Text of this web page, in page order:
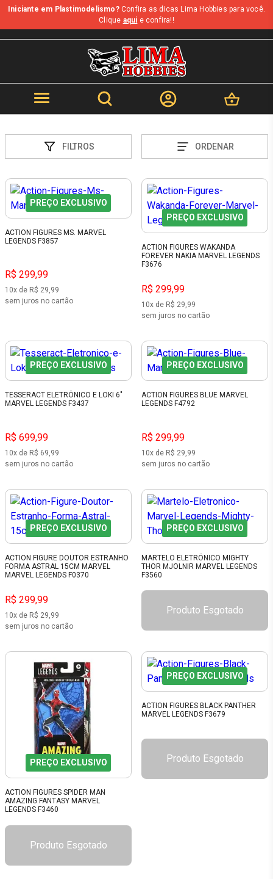
Iniciante em Plastimodelismo?Confira as dicas Lima Hobbies para você.
Clique aqui e confira!!
FILTROS ORDENAR
PREÇO EXCLUSIVO
ACTION FIGURES MS. MARVEL
LEGENDS F3857
R$ 299,99
10x de R$ 29,99
sem juros no cartão
PREÇO EXCLUSIVO
ACTION FIGURES WAKANDA
FOREVER NAKIA MARVEL LEGENDS
F3676
R$ 299,99
10x de R$ 29,99
sem juros no cartão
PREÇO EXCLUSIVO
TESSERACT ELETRÔNICO E LOKI 6"
MARVEL LEGENDS F3437
R$ 699,99
10x de R$ 69,99
sem juros no cartão
PREÇO EXCLUSIVO
ACTION FIGURES BLUE MARVEL
LEGENDS F4792
R$ 299,99
10x de R$ 29,99
sem juros no cartão
PREÇO EXCLUSIVO
ACTION FIGURE DOUTOR ESTRANHO
FORMA ASTRAL 15CM MARVEL
MARVEL LEGENDS F0370
R$ 299,99
10x de R$ 29,99
sem juros no cartão
PREÇO EXCLUSIVO
MARTELO ELETRÔNICO MIGHTY
THOR MJOLNIR MARVEL LEGENDS
F3560
Produto Esgotado
PREÇO EXCLUSIVO
ACTION FIGURES SPIDER MAN
AMAZING FANTASY MARVEL
LEGENDS F3460
Produto Esgotado
PREÇO EXCLUSIVO
ACTION FIGURES BLACK PANTHER
MARVEL LEGENDS F3679
Produto Esgotado